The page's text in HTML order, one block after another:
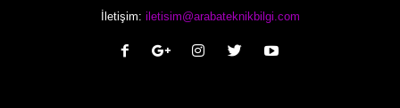
İletişim: iletisim@arabateknikbilgi.com